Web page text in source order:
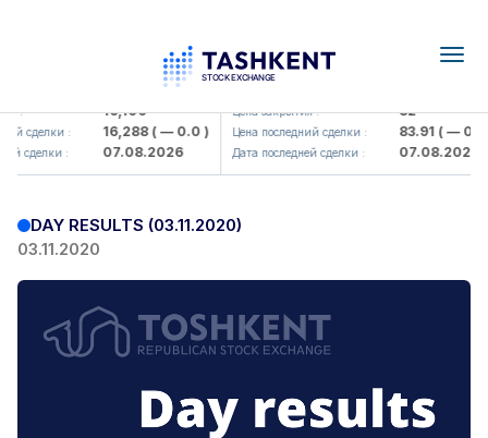
: 16,100
сделки : 16,288( — 0.0 )
сделки : 07.08.2026
KFSK (<Kafolat sug'urta
Цена закрытия : 82
Цена последний сделки : 83.91( — 0.0 )
Дата последней сделки : 07.08.2026
DAY RESULTS (03.11.2020)
03.11.2020